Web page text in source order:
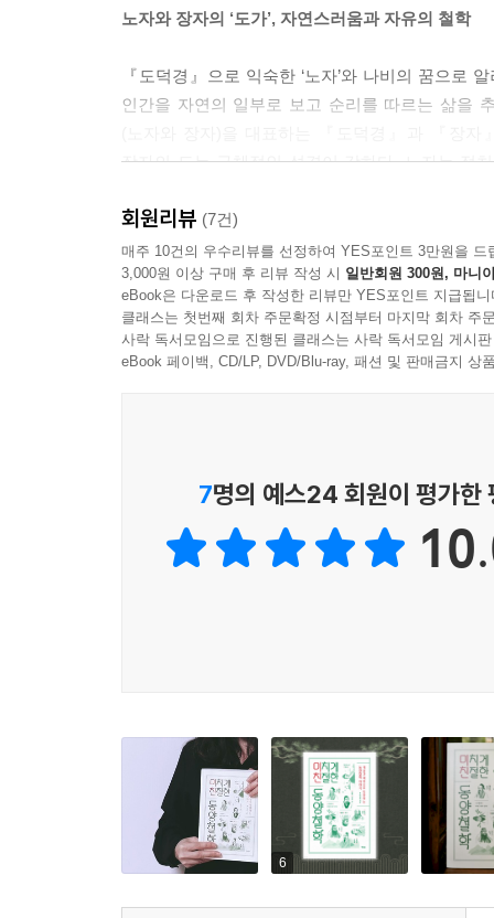
43강. 자비와 보시의 의미, 사랑하면 행복하다
노자와 장자의 ‘도가’, 자연스러움과 자유의 철학
『도덕경』으로 익숙한 ‘노자’와 나비의 꿈으로
인간을 자연의 일부로 보고 순리를 따르는 삶을
장자의 도는 구체적인 성격이 강하다. 노자는 정
다각도로 사상가들의 철학을 이해하도록 안내한다.
공자와 맹자의 ‘유가’, 공동체로 살아가는 역량의
공자와 맹자를 일컬어 흔히 ‘공맹사상’이라고 한다
자세히 들여다본다. 유가는 공동체적 삶에서 필
왕도정치의 핵심은 지도자의 솔선수범으로 현대
본성에 대한 개념도 선보인다. 맹자의 의견과 반
좋은 세상을 만들어야 한다는 점에서 일치했다.
되었지만 이후 교조화되어 현실성을 잃고 발전
조선의 역사를 살펴보며 알아간다. 이이, 이황, 삼
붕당이 되어 갈등을 유발하는 과정을 살핀다.
한비자의 ‘법가’, 조직 운영의 철학
6부에서 법가를 대표하는 한비자의 철학을 살핀
회원리뷰 (7건)
매주 10건의 우수리뷰를 선정하여 YES포인트 3만원을 드
3,000원 이상 구매 후 리뷰 작성 시 일반회원 300원, 마니
eBook은 다운로드 후 작성한 리뷰만 YES포인트 지급됩니
클래스는 첫번째 회차 주문확정 시점부터 마지막 회차 주
사락 독서모임으로 진행된 클래스는 사락 독서모임 게시
eBook 페이백, CD/LP, DVD/Blu-ray, 패션 및 판매금지 상
7명의 예스24 회원이 평가한
6